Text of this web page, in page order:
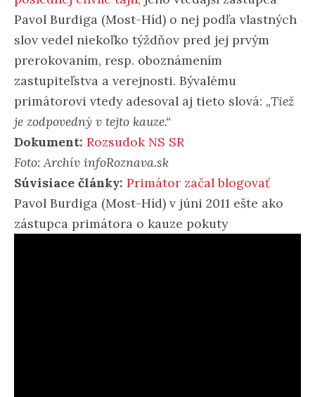
Pavol Burdiga (Most-Híd) o nej podľa vlastných
slov vedel niekoľko týždňov pred jej prvým
prerokovaním, resp. oboznámením
zastupiteľstva a verejnosti. Bývalému
primátorovi vtedy adesoval aj tieto slová: „Tiež
je zodpovedný v tejto kauze.“
Dokument: Rozsudok NS SR
Foto: Archív infoRoznava.sk
Súvisiace články: Primátor začal blogovať
Pavol Burdiga (Most-Híd) v júni 2011 ešte ako
zástupca primátora o kauze pokuty